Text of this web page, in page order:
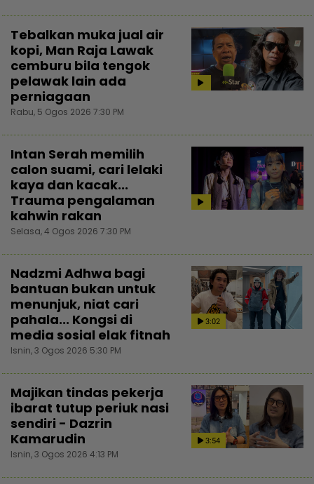
Tebalkan muka jual air
kopi, Man Raja Lawak
cemburu bila tengok
pelawak lain ada
perniagaan
Rabu, 5 Ogos 2026 7:30 PM
Intan Serah memilih
calon suami, cari lelaki
kaya dan kacak...
Trauma pengalaman
kahwin rakan
Selasa, 4 Ogos 2026 7:30 PM
3:02
Nadzmi Adhwa bagi
bantuan bukan untuk
menunjuk, niat cari
pahala... Kongsi di
media sosial elak fitnah
Isnin, 3 Ogos 2026 5:30 PM
3:54
Majikan tindas pekerja
ibarat tutup periuk nasi
sendiri - Dazrin
Kamarudin
Isnin, 3 Ogos 2026 4:13 PM